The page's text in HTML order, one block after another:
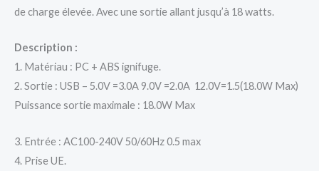
de charge élevée. Avec une sortie allant jusqu’à 18 watts.
Description :
1. Matériau : PC + ABS ignifuge.
2. Sortie : USB – 5.0V =3.0A 9.0V =2.0A 12.0V=1.5(18.0W Max)
Puissance sortie maximale : 18.0W Max
3. Entrée : AC100-240V 50/60Hz 0.5 max
4. Prise UE.